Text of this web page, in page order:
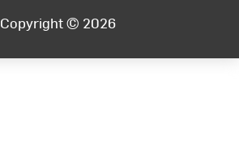
Copyright © 2026